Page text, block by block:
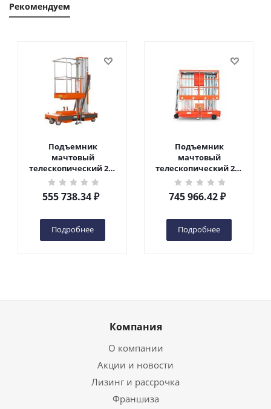
Рекомендуем
Подъемник
мачтовый
телескопический 200
кг 6 м TOR GTWY6-200S
DC 2-мачтовый
(автономный) (G) в
555 738.34₽
Подробнее
Подъемник
мачтовый
телескопический 200
кг 10 м TOR GTWY10-
200S DC 2-мачтовый
(автономный) (N) в
745 966.42₽
Подробнее
Компания
О компании
Акции и новости
Лизинг и рассрочка
Франшиза